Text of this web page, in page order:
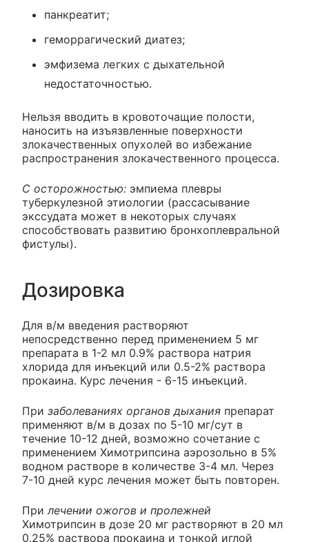
панкреатит;
геморрагический диатез;
эмфизема легких с дыхательной
недостаточностью.
Нельзя вводить в кровоточащие полости,
наносить на изъязвленные поверхности
злокачественных опухолей во избежание
распространения злокачественного процесса.
С осторожностью: эмпиема плевры
туберкулезной этиологии (рассасывание
экссудата может в некоторых случаях
способствовать развитию бронхоплевральной
фистулы).
Дозировка
Для в/м введения растворяют
непосредственно перед применением 5 мг
препарата в 1-2 мл 0.9% раствора натрия
хлорида для инъекций или 0.5-2% раствора
прокаина. Курс лечения - 6-15 инъекций.
При заболеваниях органов дыхания препарат
применяют в/м в дозах по 5-10 мг/сут в
течение 10-12 дней, возможно сочетание с
применением Химотрипсина аэрозольно в 5%
водном растворе в количестве 3-4 мл. Через
7-10 дней курс лечения может быть повторен.
Прилечении ожогов и пролежней
Химотрипсин в дозе 20 мг растворяют в 20 мл
0.25% раствора прокаина и тонкой иглой